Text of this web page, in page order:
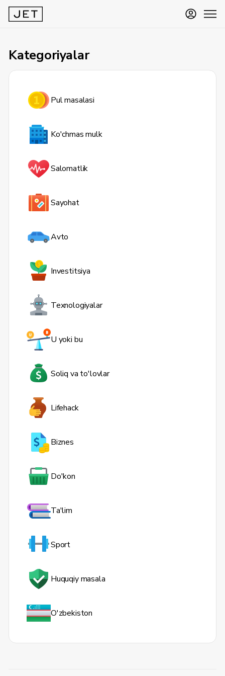
Kategoriyalar
Pul masalasi
Ko'chmas mulk
Salomatlik
Sayohat
Avto
Investitsiya
Texnologiyalar
U yoki bu
Soliq va to'lovlar
Lifehack
Biznes
Do'kon
Ta'lim
Sport
Huquqiy masala
O'zbekiston